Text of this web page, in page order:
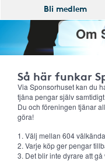
Bli medlem
Om
Så här funkar
Via Sponsorhuset kan du
tjäna pengar själv
Du och föreningen tjänar
göra!
1. Välj mellan 604
2. Varje köp ger pengar
3. Det blir inte dyrare att